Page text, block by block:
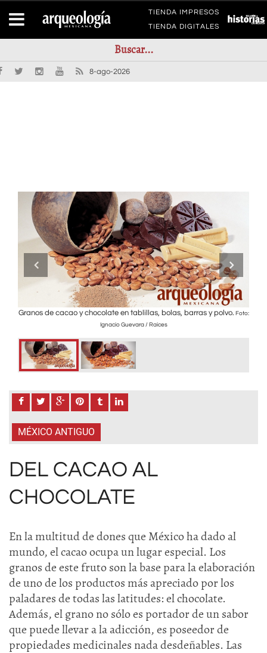
TIENDA IMPRESOS
TIENDA DIGITALES
8-ago-2026
Granos de cacao y chocolate en tablillas, bolas, barras y polvo. Foto:
Ignacio Guevara / Raíces
MÉXICO ANTIGUO
DEL CACAO AL
CHOCOLATE
En la multitud de dones que México ha dado al
mundo, el cacao ocupa un lugar especial. Los
granos de este fruto son la base para la elaboración
de uno de los productos más apreciado por los
paladares de todas las latitudes: el chocolate.
Además, el grano no sólo es portador de un sabor
que puede llevar a la adicción, es poseedor de
propiedades medicinales nada desdeñables. Las